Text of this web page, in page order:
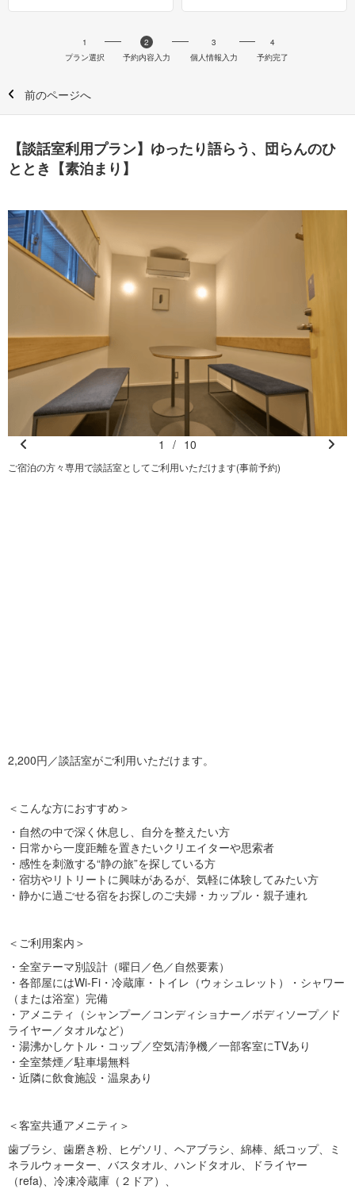
1
プラン選択
2
予約内容入力
3
個人情報入力
4
予約完了
前のページへ
【談話室利用プラン】ゆったり語らう、団らんのひ
ととき【素泊まり】
Pr
ご宿泊の方々専用で談話室としてご利用いただけます(事前予約)
1 / 10
2,200円／談話室がご利用いただけます。
＜こんな方におすすめ＞
・自然の中で深く休息し、自分を整えたい方
・日常から一度距離を置きたいクリエイターや思索者
・感性を刺激する“静の旅”を探している方
・宿坊やリトリートに興味があるが、気軽に体験してみたい方
・静かに過ごせる宿をお探しのご夫婦・カップル・親子連れ
＜ご利用案内＞
・全室テーマ別設計（曜日／色／自然要素）
・各部屋にはWi-Fi・冷蔵庫・トイレ（ウォシュレット）・シャワー
（または浴室）完備
・アメニティ（シャンプー／コンディショナー／ボディソープ／ド
ライヤー／タオルなど）
・湯沸かしケトル・コップ／空気清浄機／一部客室にTVあり
・全室禁煙／駐車場無料
・近隣に飲食施設・温泉あり
＜客室共通アメニティ＞
歯ブラシ、歯磨き粉、ヒゲソリ、ヘアブラシ、綿棒、紙コップ、ミ
ネラルウォーター、バスタオル、ハンドタオル、ドライヤー
（refa)、冷凍冷蔵庫（２ドア）、